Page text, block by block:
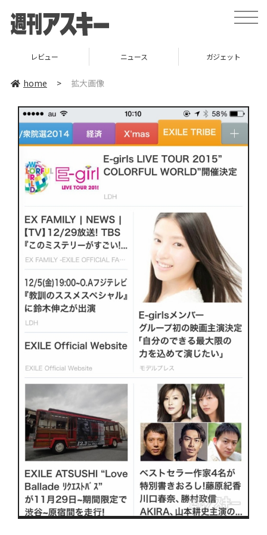
toggle
レビュー ニュース ガジェット
home > 拡大画像